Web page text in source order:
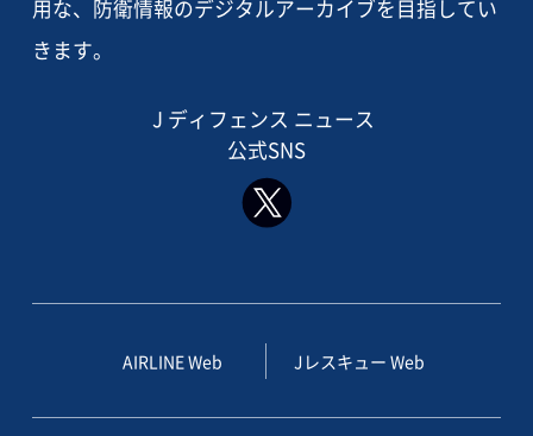
用な、防衛情報のデジタルアーカイブを目指してい
きます。
J ディフェンス ニュース
公式SNS
AIRLINE Web Jレスキュー Web